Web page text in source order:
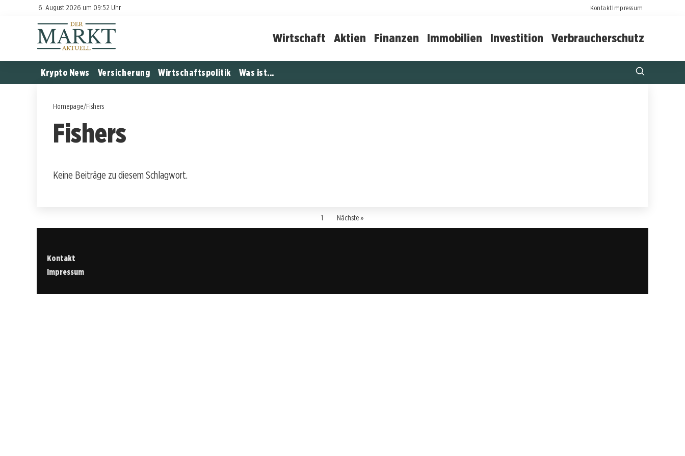
6. August 2026 um 09:52 Uhr KontaktImpressum
Wirtschaft Aktien Finanzen Immobilien Investition Verbraucherschutz
Krypto News Versicherung Wirtschaftspolitik Was ist...
Homepage/Fishers
Fishers
Keine Beiträge zu diesem Schlagwort.
1 Nächste »
Kontakt
Impressum